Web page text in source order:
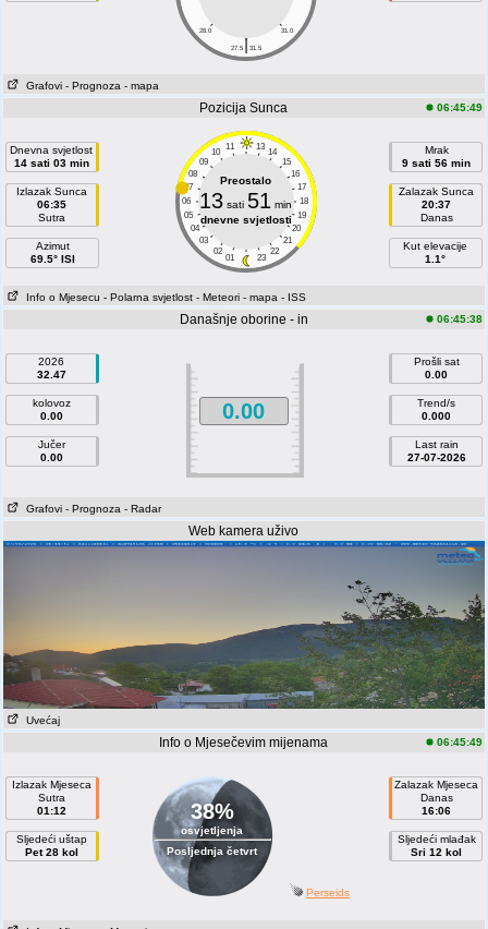
28.0 31.0
|
27.5 31.5
Grafovi - Prognoza - mapa
Pozicija Sunca 06:45:49
Dnevna svjetlost
14 sati 03 min
Izlazak Sunca
06:35
Sutra
Azimut
69.5° ISI
11 13
10
14
09
15
08
16
07
17
06
18
05
19
04
20
03
21
02
22
01 23
Preostalo
13 sati 51 min
dnevne svjetlosti
Mrak
9 sati 56 min
Zalazak Sunca
20:37
Danas
Kut elevacije
1.1°
Info o Mjesecu - Polarna svjetlost - Meteori - mapa - ISS
Današnje oborine - in 06:45:38
2026
32.47
kolovoz
0.00
Jučer
0.00
0.00
Prošli sat
0.00
Trend/s
0.000
Last rain
27-07-2026
Grafovi - Prognoza - Radar
Web kamera uživo
Uvećaj
Info o Mjesečevim mijenama 06:45:49
Izlazak Mjeseca
Sutra
01:12
Sljedeći uštap
Pet 28 kol
38%
osvjetljenja
Posljednja četvrt
Zalazak Mjeseca
Danas
16:06
Sljedeći mlađak
Sri 12 kol
Perseids